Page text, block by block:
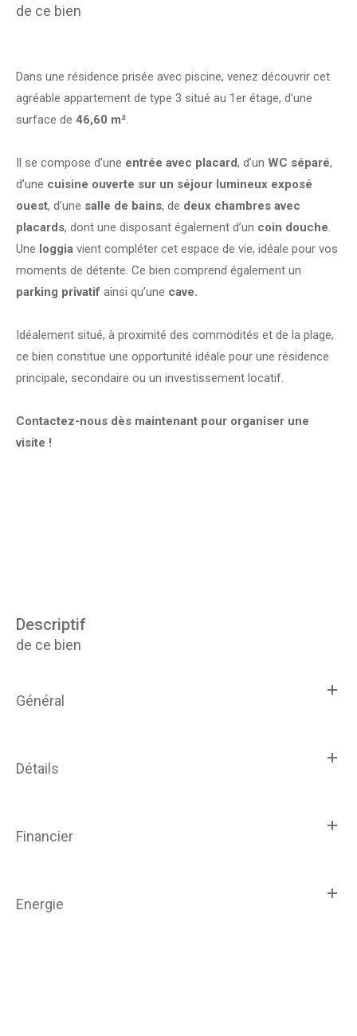
de ce bien
Dans une résidence prisée avec piscine, venez découvrir cet
agréable appartement de type 3 situé au 1er étage, d’une
surface de 46,60 m²
Il se compose d’une entrée avec placard, d’un WC séparé,
d’une cuisine ouverte sur un séjour lumineux exposé
ouest, d’une salle de bains, de deux chambres avec
placards, dont une disposant également d’un coin douche
Une loggia vient compléter cet espace de vie, idéale pour vos
moments de détente. Ce bien comprend également un
parking privatif ainsi qu’une cave.
Idéalement situé, à proximité des commodités et de la plage,
ce bien constitue une opportunité idéale pour une résidence
principale, secondaire ou un investissement locatif.
Contactez-nous dès maintenant pour organiser une
visite !
descriptif
de ce bien
Général
Détails
Financier
Energie